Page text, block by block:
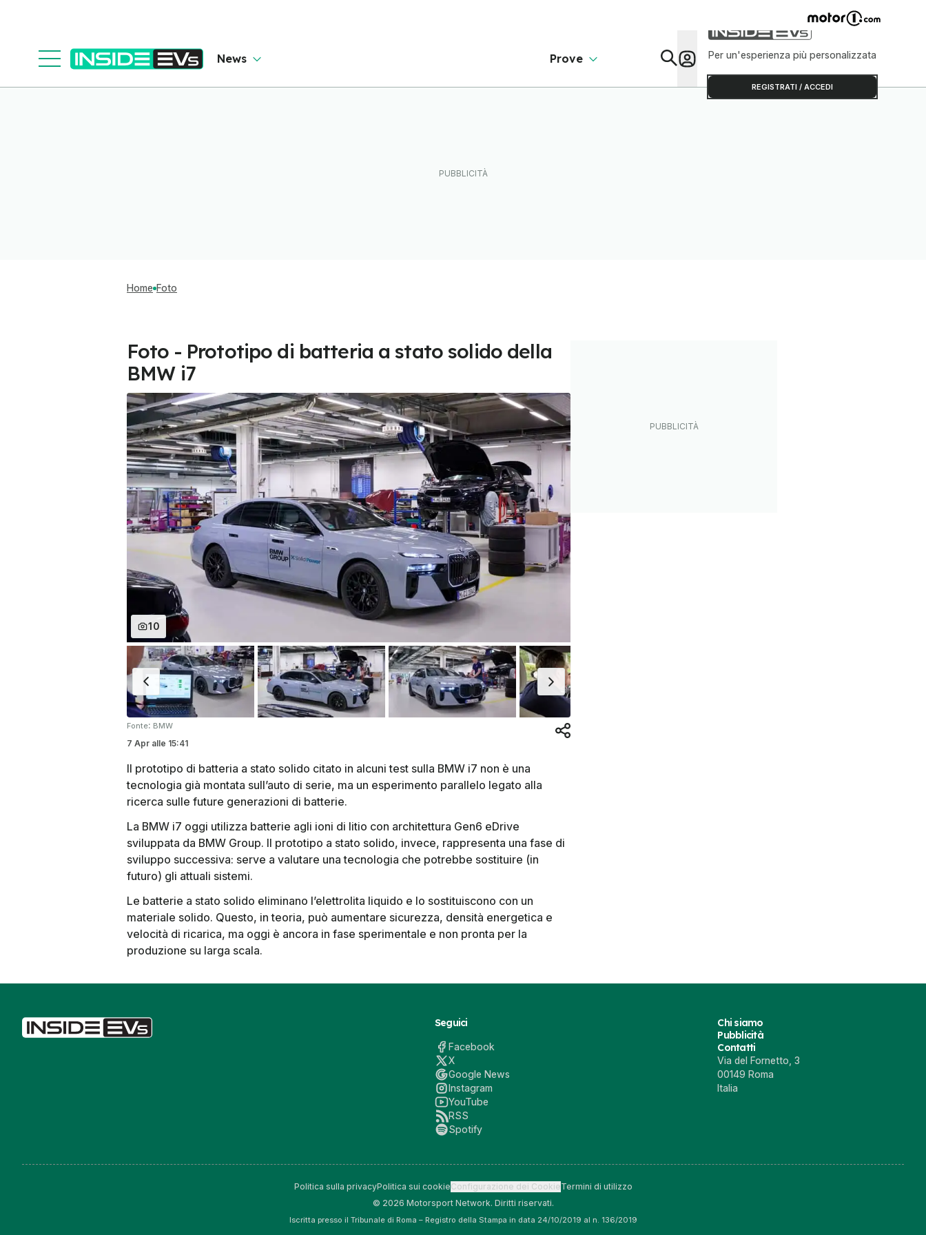
News Prove Per un'esperienza più personalizzata
REGISTRATI / ACCEDI
Home Foto
Foto - Prototipo di batteria a stato solido della
BMW i7
10
Fonte: BMW
7 Apr alle 15:41
Il prototipo di batteria a stato solido citato in alcuni test sulla BMW i7 non è una
tecnologia già montata sull’auto di serie, ma un esperimento parallelo legato alla
ricerca sulle future generazioni di batterie.
La BMW i7 oggi utilizza batterie agli ioni di litio con architettura Gen6 eDrive
sviluppata da BMW Group. Il prototipo a stato solido, invece, rappresenta una fase di
sviluppo successiva: serve a valutare una tecnologia che potrebbe sostituire (in
futuro) gli attuali sistemi.
Le batterie a stato solido eliminano l’elettrolita liquido e lo sostituiscono con un
materiale solido. Questo, in teoria, può aumentare sicurezza, densità energetica e
velocità di ricarica, ma oggi è ancora in fase sperimentale e non pronta per la
produzione su larga scala.
Seguici
Facebook
X
Google News
Instagram
YouTube
RSS
Spotify
Chi siamo
Pubblicità
Contatti
Via del Fornetto, 3
00149 Roma
Italia
Politica sulla privacyPolitica sui cookieConfigurazione dei CookieTermini di utilizzo
© 2026 Motorsport Network. Diritti riservati.
Iscritta presso il Tribunale di Roma – Registro della Stampa in data 24/10/2019 al n. 136/2019